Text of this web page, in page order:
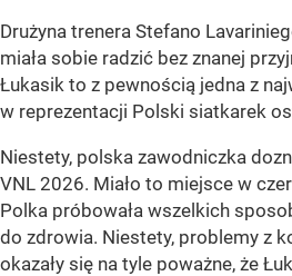
Drużyna trenera Stefano
miała sobie radzić bez znanej
Łukasik to z pewnością jedna z
w reprezentacji Polski siatkarek
Niestety, polska zawodniczka
VNL 2026. Miało to miejsce w
Polka próbowała wszelkich
do zdrowia. Niestety, problemy z
okazały się na tyle poważne, że